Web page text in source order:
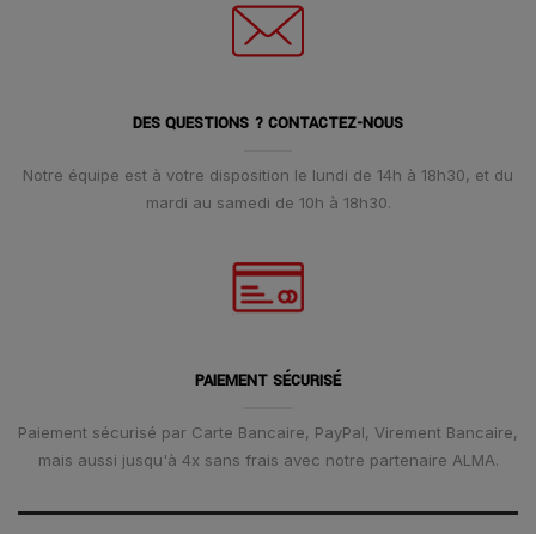
DES QUESTIONS ? CONTACTEZ-NOUS
Notre équipe est à votre disposition le lundi de 14h à 18h30, et du
mardi au samedi de 10h à 18h30.
PAIEMENT SÉCURISÉ
Paiement sécurisé par Carte Bancaire, PayPal, Virement Bancaire,
mais aussi jusqu'à 4x sans frais avec notre partenaire ALMA.